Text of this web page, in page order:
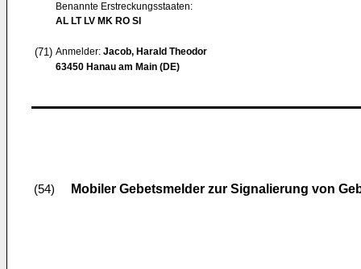
Benannte Erstreckungsstaaten:
AL LT LV MK RO SI
(71) Anmelder: Jacob, Harald Theodor
63450 Hanau am Main (DE)
(54) Mobiler Gebetsmelder zur Signalierung von